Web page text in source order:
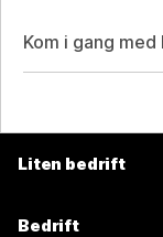
Kom i gang
Liten bedrift
Bedrift